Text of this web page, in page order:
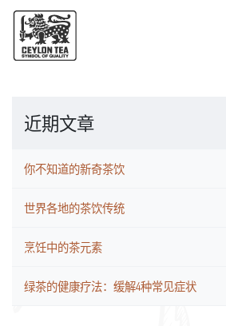
近期文章
你不知道的新奇茶饮
世界各地的茶饮传统
烹饪中的茶元素
绿茶的健康疗法：缓解4种常见症状